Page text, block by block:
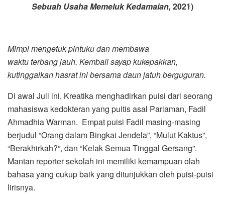
Sebuah Usaha Memeluk Kedamaian, 2021)
Mimpi mengetuk pintuku dan membawa
waktu terbang jauh. Kembali sayap kukepakkan,
kutinggalkan hasrat ini bersama daun jatuh berguguran.
Di awal Juli ini, Kreatika menghadirkan puisi dari seorang
mahasiswa kedokteran yang puitis asal Pariaman, Fadil
Ahmadhia Warman. Empat puisi Fadil masing-masing
berjudul “Orang dalam Bingkai Jendela”, “Mulut Kaktus”,
“Berakhirkah?”, dan “Kelak Semua Tinggal Gersang”.
Mantan reporter sekolah ini memiliki kemampuan olah
bahasa yang cukup baik yang ditunjukkan oleh puisi-puisi
lirisnya.